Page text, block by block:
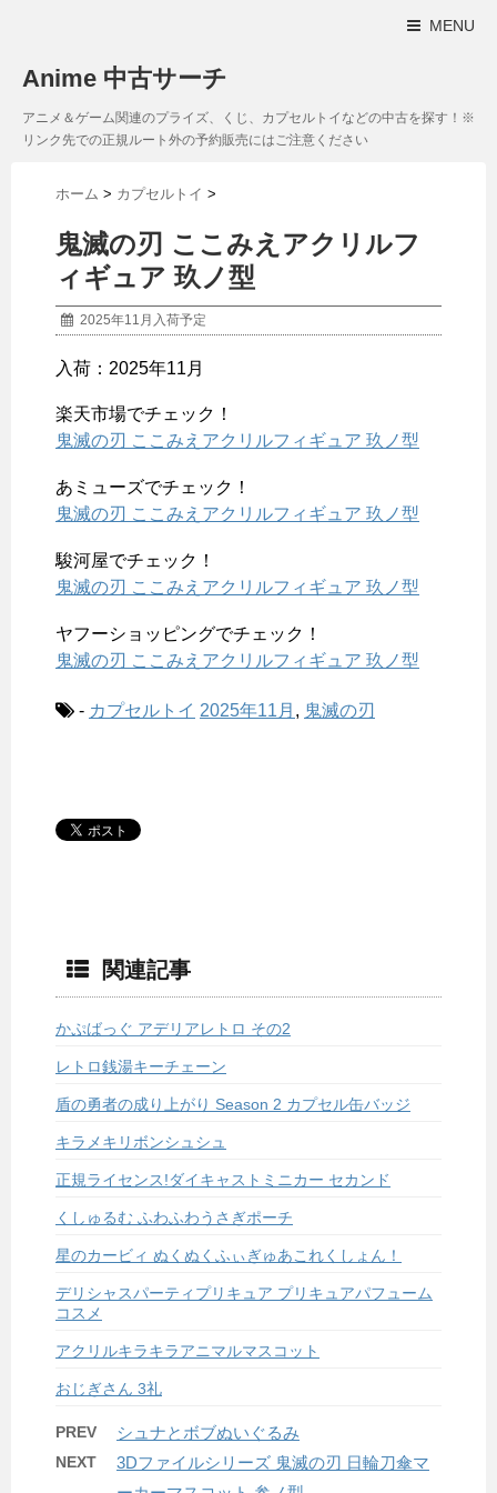
MENU
Anime 中古サーチ
アニメ＆ゲーム関連のプライズ、くじ、カプセルトイなどの中古を探す！※
リンク先での正規ルート外の予約販売にはご注意ください
ホーム > カプセルトイ >
鬼滅の刃 ここみえアクリルフ
ィギュア 玖ノ型
2025年11月入荷予定
入荷：2025年11月
楽天市場でチェック！
鬼滅の刃 ここみえアクリルフィギュア 玖ノ型
あミューズでチェック！
鬼滅の刃 ここみえアクリルフィギュア 玖ノ型
駿河屋でチェック！
鬼滅の刃 ここみえアクリルフィギュア 玖ノ型
ヤフーショッピングでチェック！
鬼滅の刃 ここみえアクリルフィギュア 玖ノ型
- カプセルトイ 2025年11月 , 鬼滅の刃
関連記事
かぷばっぐ アデリアレトロ その2
レトロ銭湯キーチェーン
盾の勇者の成り上がり Season 2 カプセル缶バッジ
キラメキリボンシュシュ
正規ライセンス!ダイキャストミニカー セカンド
くしゅるむ ふわふわうさぎポーチ
星のカービィ ぬくぬくふぃぎゅあこれくしょん！
デリシャスパーティプリキュア プリキュアパフューム
コスメ
アクリルキラキラアニマルマスコット
おじぎさん 3礼
PREV シュナとボブぬいぐるみ
NEXT
3Dファイルシリーズ 鬼滅の刃 日輪刀傘マ